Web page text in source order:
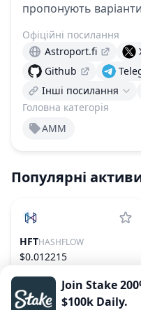
пропонують варіанти
Головна категорія
AMM
Офіційні посилання
Astroport.fi
Github
Інші посилання
Популярні
HFTHASHFLOW
$0.012215
Join Stake
$100k Daily.